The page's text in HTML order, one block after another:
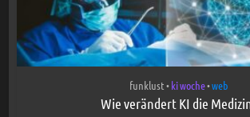
funklust•ki woche•web
Wie verändert KI die